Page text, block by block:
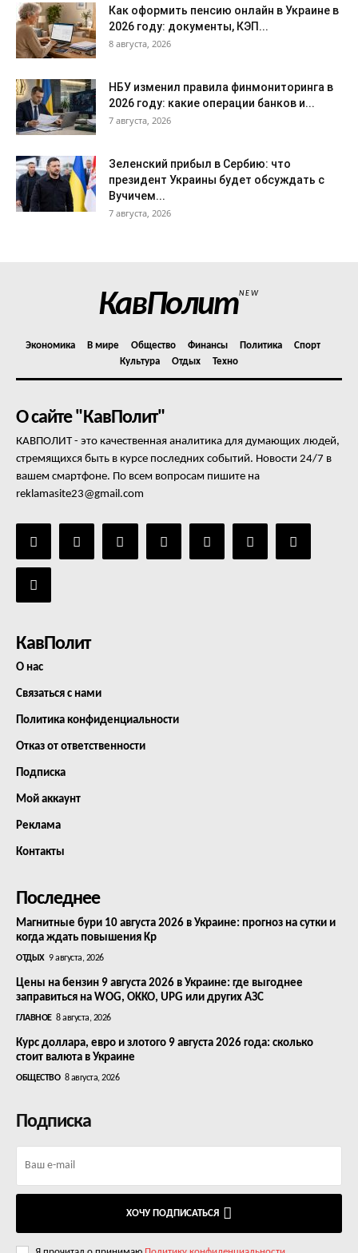
Как оформить пенсию онлайн в Украине в
2026 году: документы, КЭП...
8 августа, 2026
НБУ изменил правила финмониторинга в
2026 году: какие операции банков и...
7 августа, 2026
Зеленский прибыл в Сербию: что
президент Украины будет обсуждать с
Вучичем...
7 августа, 2026
КавПолитNEW
Экономика В мире Общество Финансы Политика
Спорт
Культура
Отдых Техно
О сайте "КавПолит"
КАВПОЛИТ - это качественная аналитика для думающих людей,
стремящихся быть в курсе последних событий. Новости 24/7 в
вашем смартфоне. По всем вопросам пишите на
reklamasite23@gmail.com
КавПолит
О нас
Связаться с нами
Политика конфиденциальности
Отказ от ответственности
Подписка
Мой аккаунт
Реклама
Контакты
Последнее
Магнитные бури 10 августа 2026 в Украине: прогноз на сутки и
когда ждать повышения Kp
ОТДЫХ 9 августа, 2026
Цены на бензин 9 августа 2026 в Украине: где выгоднее
заправиться на WOG, OKKO, UPG или других АЗС
ГЛАВНОЕ 8 августа, 2026
Курс доллара, евро и злотого 9 августа 2026 года: сколько
стоит валюта в Украине
ОБЩЕСТВО 8 августа, 2026
Подписка
ХОЧУ ПОДПИСАТЬСЯ